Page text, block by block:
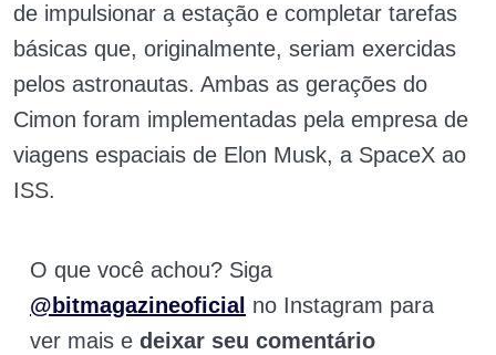
de impulsionar a estação e completar tarefas
básicas que, originalmente, seriam exercidas
pelos astronautas. Ambas as gerações do
Cimon foram implementadas pela empresa de
viagens espaciais de Elon Musk, a SpaceX ao
ISS.
O que você achou? Siga
@bitmagazineoficial no Instagram para
ver mais e deixar seu comentário